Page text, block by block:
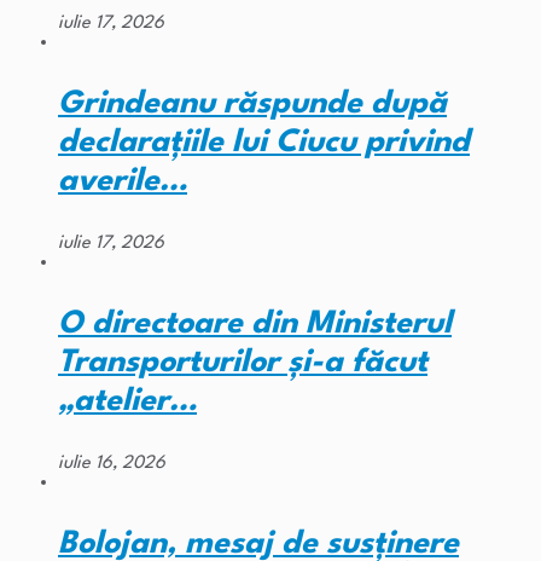
iulie 17, 2026
Grindeanu răspunde după
declarațiile lui Ciucu privind
averile…
iulie 17, 2026
O directoare din Ministerul
Transporturilor și-a făcut
„atelier…
iulie 16, 2026
Bolojan, mesaj de susținere